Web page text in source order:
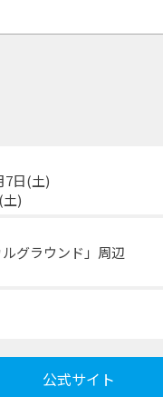
7日(土)
)
グラウンド」周辺
公式サイト